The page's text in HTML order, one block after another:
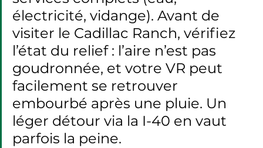
électricité, vidange). Avant de
visiter le Cadillac Ranch, vérifiez
l’état du relief : l’aire n’est pas
goudronnée, et votre VR peut
facilement se retrouver
embourbé après une pluie. Un
léger détour via la I-40 en vaut
parfois la peine.